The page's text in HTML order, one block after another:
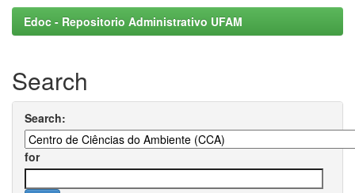
Edoc - Repositorio Administrativo UFAM
Search
Search:
for